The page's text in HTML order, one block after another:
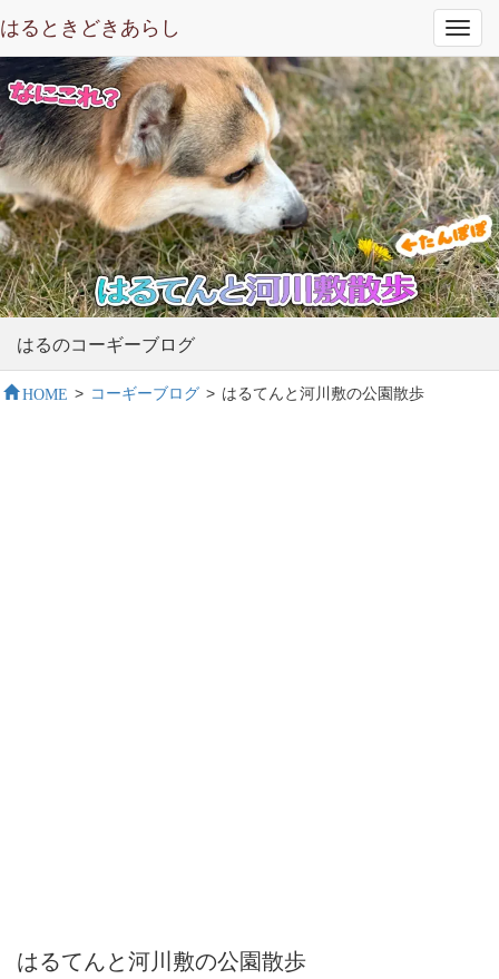
はるときどきあらし
はるのコーギーブログ
HOME > コーギーブログ > はるてんと河川敷の公園散歩
はるてんと河川敷の公園散歩